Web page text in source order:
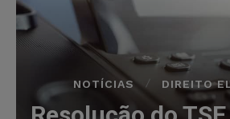
NOTÍCIAS DIREITO